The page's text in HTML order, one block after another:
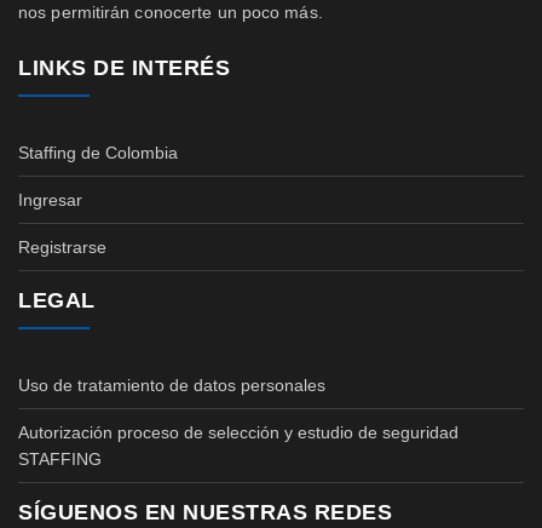
nos permitirán conocerte un poco más.
LINKS DE INTERÉS
Staffing de Colombia
Ingresar
Registrarse
LEGAL
Uso de tratamiento de datos personales
Autorización proceso de selección y estudio de seguridad
STAFFING
SÍGUENOS EN NUESTRAS REDES